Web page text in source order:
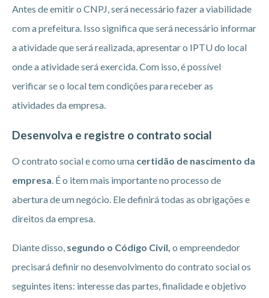
Antes de emitir o CNPJ, será necessário fazer a viabilidade
com a prefeitura. Isso significa que será necessário informar
a atividade que será realizada, apresentar o IPTU do local
onde a atividade será exercida. Com isso, é possível
verificar se o local tem condições para receber as
atividades da empresa.
Desenvolva e registre o contrato social
O contrato social e como uma certidão de nascimento da
empresa. É o item mais importante no processo de
abertura de um negócio. Ele definirá todas as obrigações e
direitos da empresa.
Diante disso, segundo o Código Civil, o empreendedor
precisará definir no desenvolvimento do contrato social os
seguintes itens: interesse das partes, finalidade e objetivo